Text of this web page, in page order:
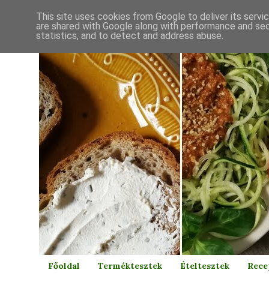
Főoldal Terméktesztek Ételtesztek
This site uses cookies from Google to deliver its
are shared with Google along with performance and
statistics, and to detect and address abuse.